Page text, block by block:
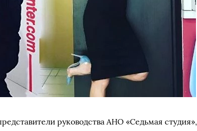
руководства АНО «Седьмая студия»,